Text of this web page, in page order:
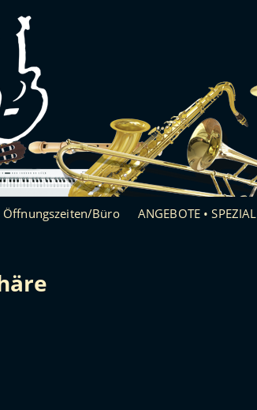
Öffnungszeiten/Büro ANGEBOTE • SPEZIAL